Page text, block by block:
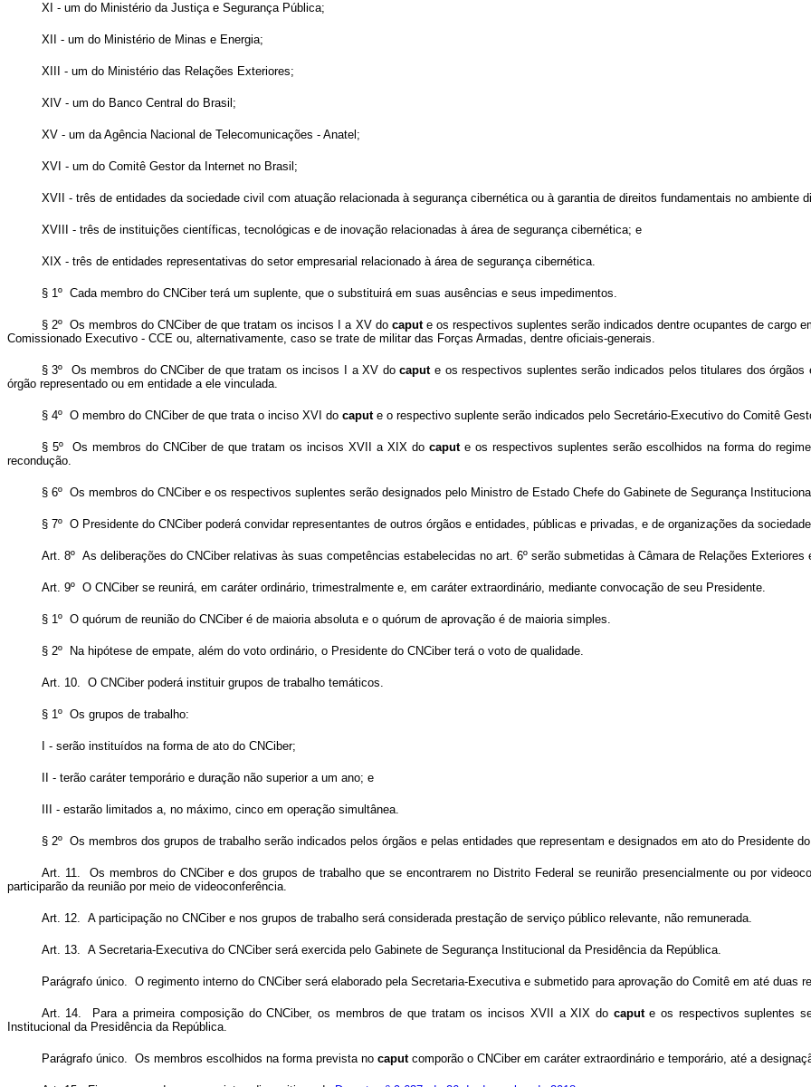
XI - um do Ministério da Justiça e Segurança Pública;
XII - um do Ministério de Minas e Energia;
XIII - um do Ministério das Relações Exteriores;
XIV - um do Banco Central do Brasil;
XV - um da Agência Nacional de Telecomunicações - Anatel;
XVI - um do Comitê Gestor da Internet no Brasil;
XVII - três de entidades da sociedade civil com atuação relacionada à segurança cibernética ou à garantia de direitos fundamentais no ambiente
XVIII - três de instituições científicas, tecnológicas e de inovação relacionadas à área de segurança cibernética; e
XIX - três de entidades representativas do setor empresarial relacionado à área de segurança cibernética.
§ 1º Cada membro do CNCiber terá um suplente, que o substituirá em suas ausências e seus impedimentos.
§ 2º Os membros do CNCiber de que tratam os incisos I a XV do capute os respectivos suplentes serão indicados dentre ocupantes de cargo
Comissionado Executivo - CCE ou, alternativamente, caso se trate de militar das Forças Armadas, dentre oficiais-generais.
§ 3º Os membros do CNCiber de que tratam os incisos I a XV docapute os respectivos suplentes serão indicados pelos titulares dos
órgão representado ou em entidade a ele vinculada.
§ 4º O membro do CNCiber de que trata o inciso XVI do capute o respectivo suplente serão indicados pelo Secretário-Executivo do Comitê
§ 5º Os membros do CNCiber de que tratam os incisos XVII a XIX do capute os respectivos suplentes serão escolhidos na forma do
recondução.
§ 6º Os membros do CNCiber e os respectivos suplentes serão designados pelo Ministro de Estado Chefe do Gabinete de Segurança
§ 7º O Presidente do CNCiber poderá convidar representantes de outros órgãos e entidades, públicas e privadas, e de organizações da
Art. 8º As deliberações do CNCiber relativas às suas competências estabelecidas no art. 6º serão submetidas à Câmara de Relações Exteriores
Art. 9º O CNCiber se reunirá, em caráter ordinário, trimestralmente e, em caráter extraordinário, mediante convocação de seu Presidente.
§ 1º O quórum de reunião do CNCiber é de maioria absoluta e o quórum de aprovação é de maioria simples.
§ 2º Na hipótese de empate, além do voto ordinário, o Presidente do CNCiber terá o voto de qualidade.
Art. 10. O CNCiber poderá instituir grupos de trabalho temáticos.
§ 1º Os grupos de trabalho:
I - serão instituídos na forma de ato do CNCiber;
II - terão caráter temporário e duração não superior a um ano; e
III - estarão limitados a, no máximo, cinco em operação simultânea.
§ 2º Os membros dos grupos de trabalho serão indicados pelos órgãos e pelas entidades que representam e designados em ato do Presidente do
Art. 11. Os membros do CNCiber e dos grupos de trabalho que se encontrarem no Distrito Federal se reunirão presencialmente ou por
participarão da reunião por meio de videoconferência.
Art. 12. A participação no CNCiber e nos grupos de trabalho será considerada prestação de serviço público relevante, não remunerada.
Art. 13. A Secretaria-Executiva do CNCiber será exercida pelo Gabinete de Segurança Institucional da Presidência da República.
Parágrafo único. O regimento interno do CNCiber será elaborado pela Secretaria-Executiva e submetido para aprovação do Comitê em até duas
Art. 14. Para a primeira composição do CNCiber, os membros de que tratam os incisos XVII a XIX do capute os respectivos suplentes
Institucional da Presidência da República.
Parágrafo único. Os membros escolhidos na forma prevista no caputcomporão o CNCiber em caráter extraordinário e temporário, até a